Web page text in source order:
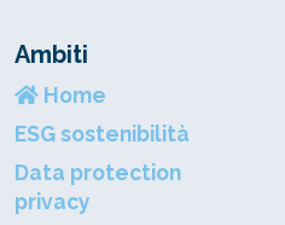
Ambiti
Home
ESG sostenibilità
Data protection
privacy